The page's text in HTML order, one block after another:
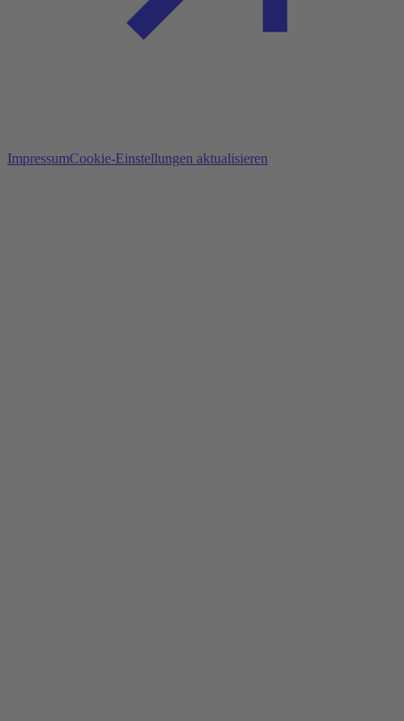
ImpressumCookie-Einstellungen aktualisieren